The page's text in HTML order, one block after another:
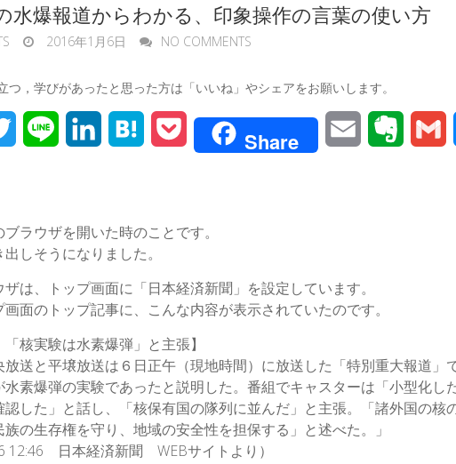
水爆報道からわかる、印象操作の言葉の使い方
2016年1月6日 NO COMMENTS
つ，学びがあったと思った方は「いいね」やシェアをお願いします。
t
e
r
e
k
d
I
n
e
a
k
t
Share
e
ラウザを開いた時のことです。
しそうになりました。
は、トップ画面に「日本経済新聞」を設定しています。
面のトップ記事に、こんな内容が表示されていたのです。
「核実験は水素爆弾」と主張】
放送と平壌放送は６日正午（現地時間）に放送した「特別重大報道」
水素爆弾の実験であったと説明した。番組でキャスターは「小型化し
認した」と話し、「核保有国の隊列に並んだ」と主張。「諸外国の核
族の生存権を守り、地域の安全性を担保する」と述べた。」
6 12:46 日本経済新聞 WEBサイトより）